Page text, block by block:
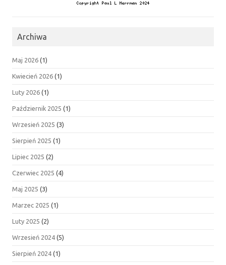
Archiwa
Maj 2026 (1)
Kwiecień 2026 (1)
Luty 2026 (1)
Październik 2025 (1)
Wrzesień 2025 (3)
Sierpień 2025 (1)
Lipiec 2025 (2)
Czerwiec 2025 (4)
Maj 2025 (3)
Marzec 2025 (1)
Luty 2025 (2)
Wrzesień 2024 (5)
Sierpień 2024 (1)